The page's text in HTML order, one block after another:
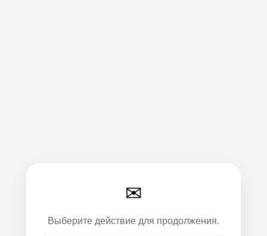
✉
Выберите действие для продолжения.